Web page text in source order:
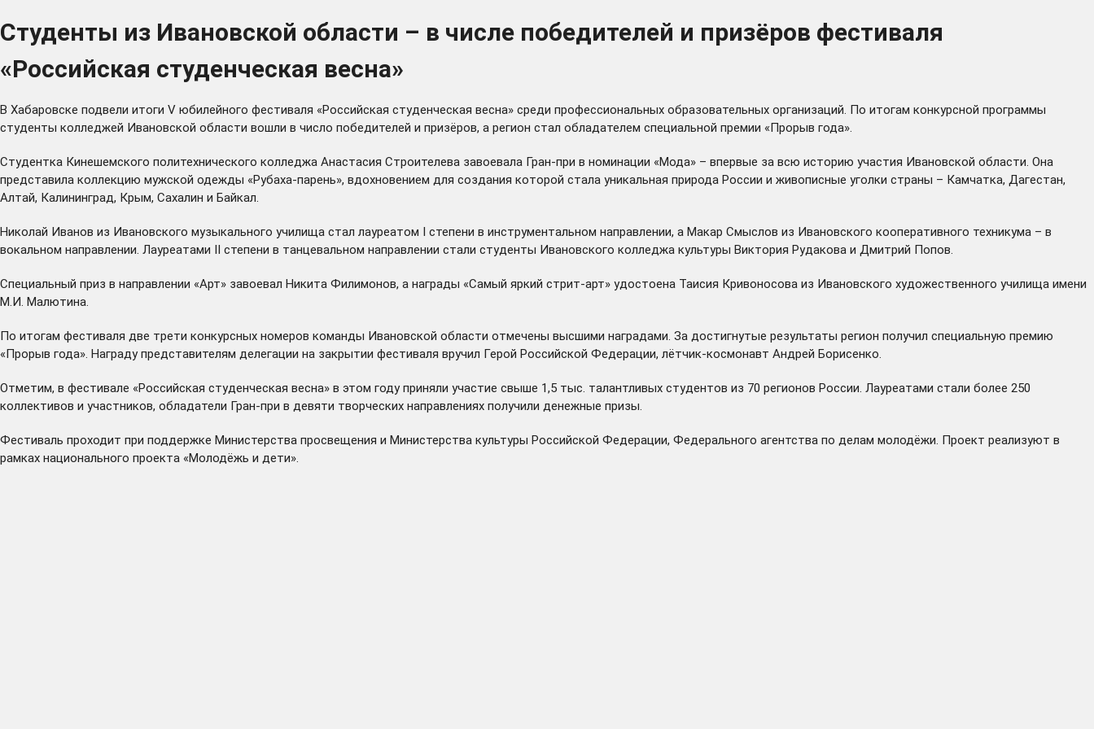
Студенты из Ивановской области – в числе победителей и призёров фестиваля
«Российская студенческая весна»
В Хабаровске подвели итоги V юбилейного фестиваля «Российская студенческая весна» среди профессиональных образовательных организаций. По итогам конкурсной программы
студенты колледжей Ивановской области вошли в число победителей и призёров, а регион стал обладателем специальной премии «Прорыв года».
Студентка Кинешемского политехнического колледжа Анастасия Строителева завоевала Гран-при в номинации «Мода» – впервые за всю историю участия Ивановской области. Она
представила коллекцию мужской одежды «Рубаха-парень», вдохновением для создания которой стала уникальная природа России и живописные уголки страны – Камчатка, Дагестан,
Алтай, Калининград, Крым, Сахалин и Байкал.
Николай Иванов из Ивановского музыкального училища стал лауреатом I степени в инструментальном направлении, а Макар Смыслов из Ивановского кооперативного техникума – в
вокальном направлении. Лауреатами II степени в танцевальном направлении стали студенты Ивановского колледжа культуры Виктория Рудакова и Дмитрий Попов.
Специальный приз в направлении «Арт» завоевал Никита Филимонов, а награды «Самый яркий стрит-арт» удостоена Таисия Кривоносова из Ивановского художественного училища имени
М.И. Малютина.
По итогам фестиваля две трети конкурсных номеров команды Ивановской области отмечены высшими наградами. За достигнутые результаты регион получил специальную премию
«Прорыв года». Награду представителям делегации на закрытии фестиваля вручил Герой Российской Федерации, лётчик-космонавт Андрей Борисенко.
Отметим, в фестивале «Российская студенческая весна» в этом году приняли участие свыше 1,5 тыс. талантливых студентов из 70 регионов России. Лауреатами стали более 250
коллективов и участников, обладатели Гран-при в девяти творческих направлениях получили денежные призы.
Фестиваль проходит при поддержке Министерства просвещения и Министерства культуры Российской Федерации, Федерального агентства по делам молодёжи. Проект реализуют в
рамках национального проекта «Молодёжь и дети».